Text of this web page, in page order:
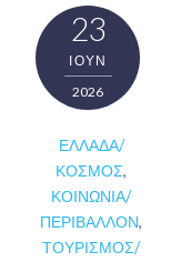
23
ΙΟΎΝ
2026
ΕΛΛΆΔΑ/
ΚΌΣΜΟΣ,
ΚΟΙΝΩΝΊΑ/
ΠΕΡΙΒΆΛΛΟΝ,
ΤΟΥΡΙΣΜΌΣ/